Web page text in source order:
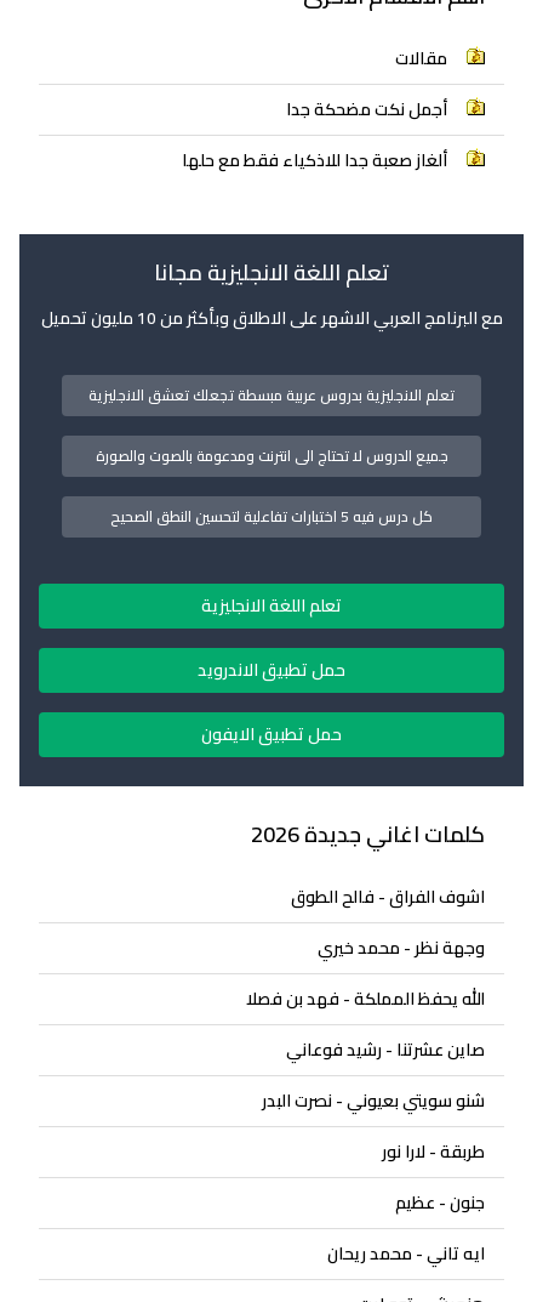
مقالات
أجمل نكت مضحكة جدا
ألغاز صعبة جدا للاذكياء فقط مع حلها
تعلم اللغة الانجليزية مجانا
مع البرنامج العربي الاشهر على الاطلاق وبأكثر من 10 مليون تحميل
تعلم الانجليزية بدروس عربية مبسطة تجعلك تعشق الانجليزية
جميع الدروس لا تحتاج الى انترنت ومدعومة بالصوت والصورة
كل درس فيه 5 اختبارات تفاعلية لتحسين النطق الصحيح
تعلم اللغة الانجليزية
حمل تطبيق الاندرويد
حمل تطبيق الايفون
كلمات اغاني جديدة 2026
اشوف الفراق - فالح الطوق
وجهة نظر - محمد خيري
الله يحفظ المملكة - فهد بن فصلا
صاين عشرتنا - رشيد فوعاني
شنو سويتي بعيوني - نصرت البدر
طربقة - لارا نور
جنون - عظيم
ايه تاني - محمد ريحان